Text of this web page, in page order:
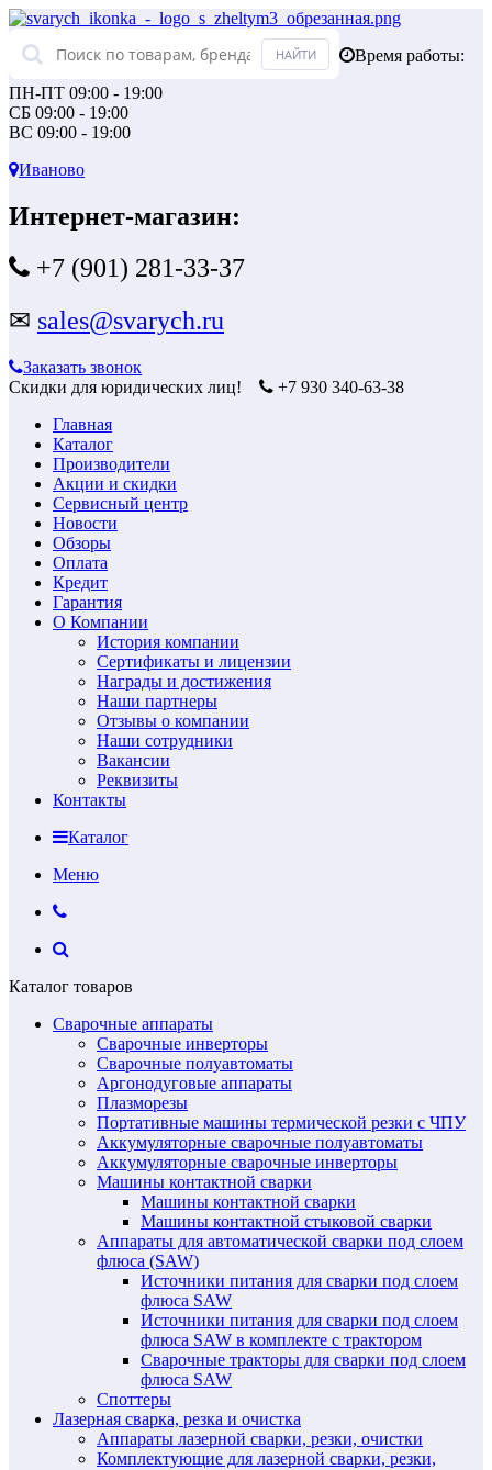
Время работы:
ПН-ПТ 09:00 - 19:00
СБ 09:00 - 19:00
ВС 09:00 - 19:00
Иваново
Интернет-магазин:
+7 (901) 281-33-37
✉ sales@svarych.ru
Заказать звонок
Скидки для юридических лиц!
+7 930 340-63-38
Главная
Каталог
Производители
Акции и скидки
Сервисный центр
Новости
Обзоры
Оплата
Кредит
Гарантия
О Компании
История компании
Сертификаты и лицензии
Награды и достижения
Наши партнеры
Отзывы о компании
Наши сотрудники
Вакансии
Реквизиты
Контакты
Каталог
Меню
Каталог товаров
Сварочные аппараты
Сварочные инверторы
Сварочные полуавтоматы
Аргонодуговые аппараты
Плазморезы
Портативные машины термической резки с ЧПУ
Аккумуляторные сварочные полуавтоматы
Аккумуляторные сварочные инверторы
Машины контактной сварки
Машины контактной сварки
Машины контактной стыковой сварки
Аппараты для автоматической сварки под слоем
флюса (SAW)
Источники питания для сварки под слоем
флюса SAW
Источники питания для сварки под слоем
флюса SAW в комплекте с трактором
Сварочные тракторы для сварки под слоем
флюса SAW
Споттеры
Лазерная сварка, резка и очистка
Аппараты лазерной сварки, резки, очистки
Комплектующие для лазерной сварки, резки,